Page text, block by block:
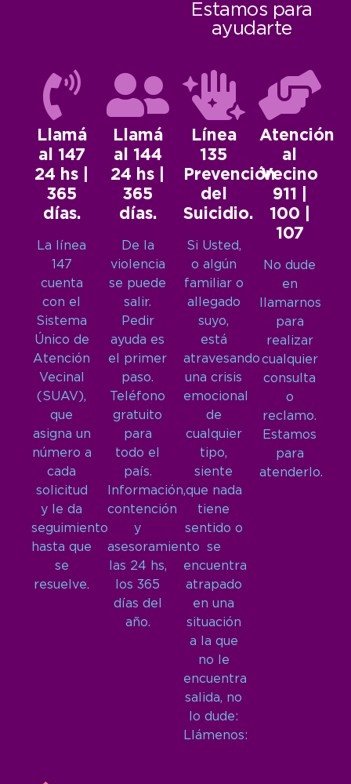
Estamos para
ayudarte
Llamá
al 147
24 hs |
365
días.
La línea
147
cuenta
con el
Sistema
Único de
Atención
Vecinal
(SUAV),
que
asigna un
número a
cada
solicitud
y le da
seguimiento
hasta que
se
resuelve.
Llamá
al 144
24 hs |
365
días.
De la
violencia
se puede
salir.
Pedir
ayuda es
el primer
paso.
Teléfono
gratuito
para
todo el
país.
Información,
contención
y
asesoramiento
las 24 hs,
los 365
días del
año.
Línea
135
Prevención
del
Suicidio.
Si Usted,
o algún
familiar o
allegado
suyo,
está
atravesando
una crisis
emocional
de
cualquier
tipo,
siente
que nada
tiene
sentido o
se
encuentra
atrapado
en una
situación
a la que
no le
encuentra
salida, no
lo dude:
Llámenos:
Atención
al
Vecino
911 |
100 |
107
No dude
en
llamarnos
para
realizar
cualquier
consulta
o
reclamo.
Estamos
para
atenderlo.